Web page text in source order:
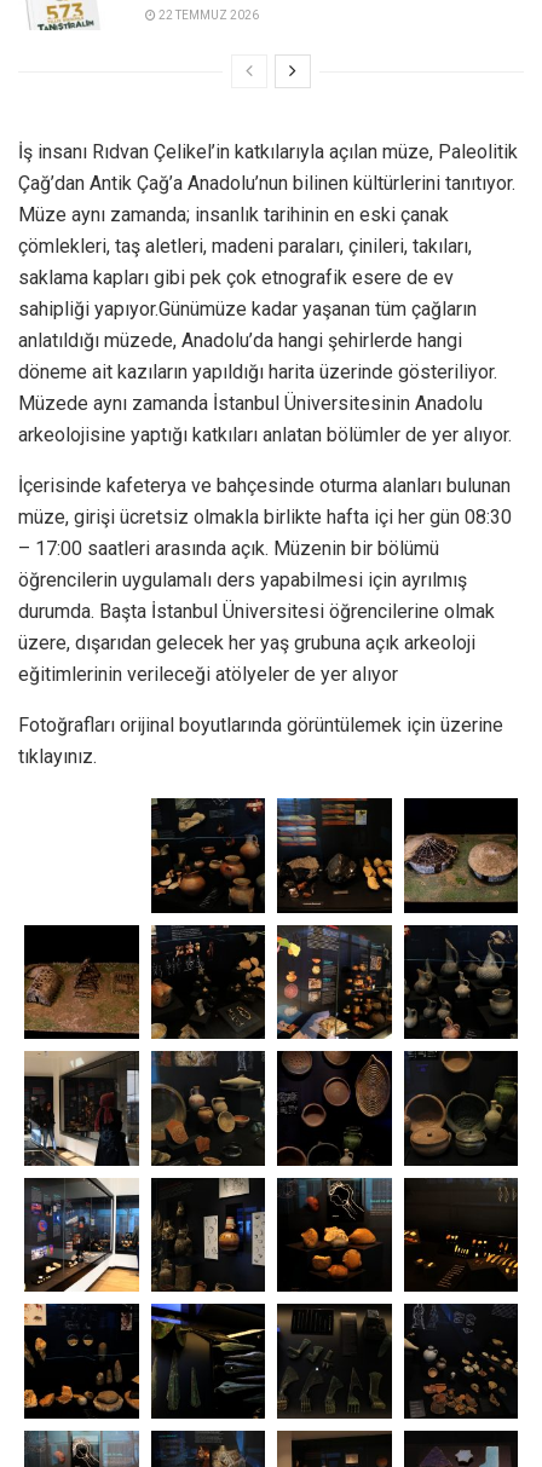
22 TEMMUZ 2026
İş insanı Rıdvan Çelikel’in katkılarıyla açılan müze, Paleolitik
Çağ’dan Antik Çağ’a Anadolu’nun bilinen kültürlerini tanıtıyor.
Müze aynı zamanda; insanlık tarihinin en eski çanak
çömlekleri, taş aletleri, madeni paraları, çinileri, takıları,
saklama kapları gibi pek çok etnografik esere de ev
sahipliği yapıyor.Günümüze kadar yaşanan tüm çağların
anlatıldığı müzede, Anadolu’da hangi şehirlerde hangi
döneme ait kazıların yapıldığı harita üzerinde gösteriliyor.
Müzede aynı zamanda İstanbul Üniversitesinin Anadolu
arkeolojisine yaptığı katkıları anlatan bölümler de yer alıyor.
İçerisinde kafeterya ve bahçesinde oturma alanları bulunan
müze, girişi ücretsiz olmakla birlikte hafta içi her gün 08:30
– 17:00 saatleri arasında açık. Müzenin bir bölümü
öğrencilerin uygulamalı ders yapabilmesi için ayrılmış
durumda. Başta İstanbul Üniversitesi öğrencilerine olmak
üzere, dışarıdan gelecek her yaş grubuna açık arkeoloji
eğitimlerinin verileceği atölyeler de yer alıyor
Fotoğrafları orijinal boyutlarında görüntülemek için üzerine
tıklayınız.